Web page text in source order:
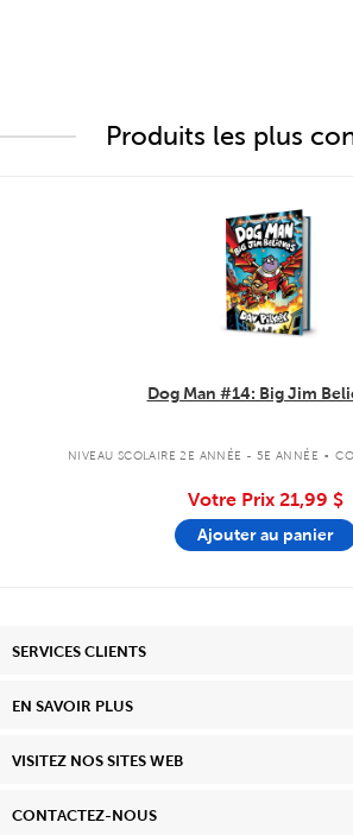
Produits les plus
Dog Man #14: Big Jim
NIVEAU SCOLAIRE 2E ANNÉE - 5E ANNÉE .
Votre Prix 21,99 $
Ajouter au panier
SERVICES CLIENTS
EN SAVOIR PLUS
VISITEZ NOS SITES WEB
CONTACTEZ-NOUS